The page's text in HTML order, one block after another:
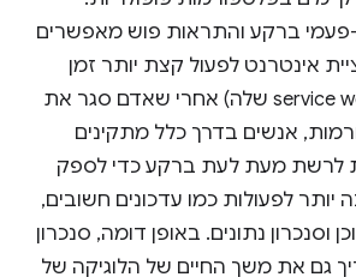
פעמי ברקע והתראות פוש מאפשרים
אינטרנט לפעול קצת יותר זמן
(באמצעות ה-service worker שלה) אחרי שאדם סגר את
אנשים בדרך כלל מתקינים
לרשת מעת לעת ברקע כדי לספק
יותר לפעולות כמו עדכונים חשובים,
וסנכרון נתונים. באופן דומה, סנכרון
גם את משך החיים של הלוגיקה של